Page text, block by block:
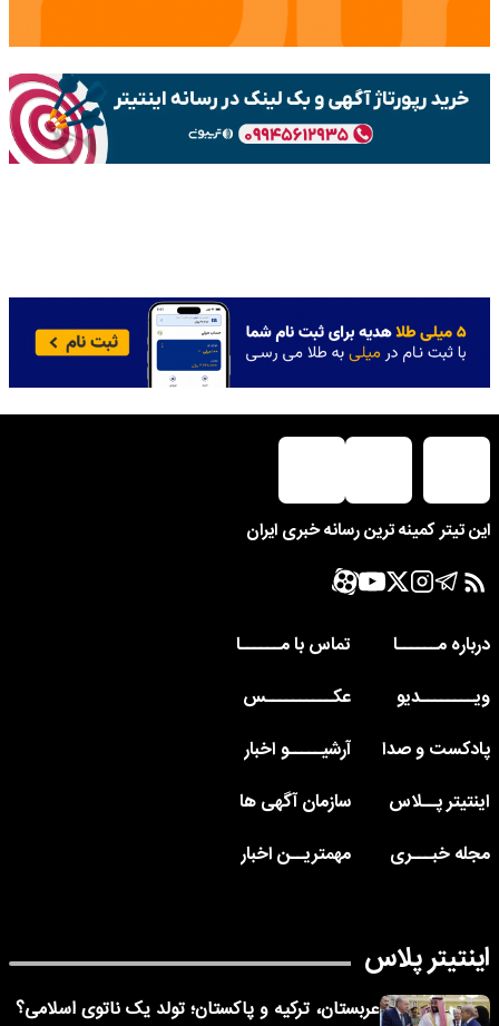
این تیتر کمینه ترین رسانه خبری ایران
درباره مــــــا
تماس با مــــــا
ویــــــــدیو
عکــــــــــس
پادکست و صدا
آرشیـــــو اخبار
اینتیتر پــلاس
سازمان آگهی ها
مجله خبـــری
مهمتریــن اخبار
اینتیتر پلاس
عربستان، ترکیه و پاکستان؛ تولد یک ناتوی اسلامی؟